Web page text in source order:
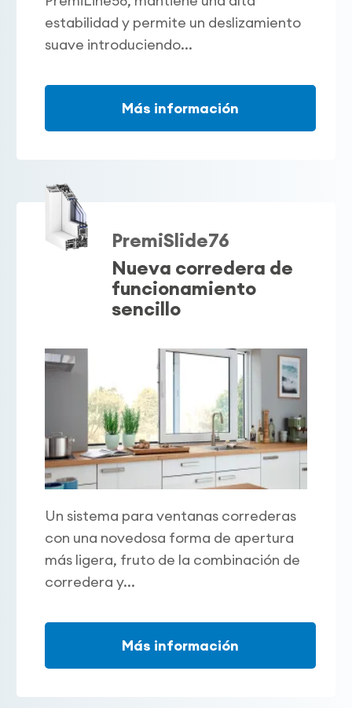
estabilidad y permite un deslizamiento
suave introduciendo...
Más información
PremiSlide76
Nueva corredera de
funcionamiento
sencillo
Un sistema para ventanas correderas
con una novedosa forma de apertura
más ligera, fruto de la combinación de
corredera y...
Más información